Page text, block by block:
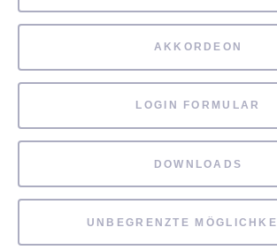
AKKORDEON
LOGIN FORMULAR
DOWNLOADS
UNBEGRENZTE